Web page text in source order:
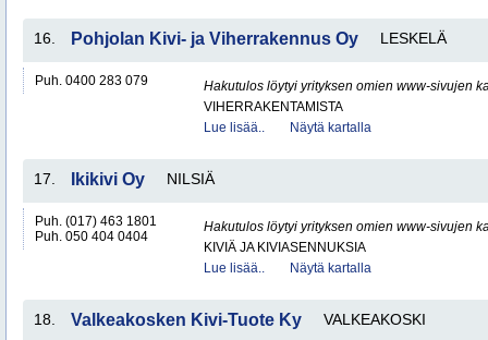
16. Pohjolan Kivi- ja Viherrakennus Oy LESKELÄ
Puh. 0400 283 079
Hakutulos löytyi yrityksen omien www-sivujen
VIHERRAKENTAMISTA
Lue lisää..
Näytä kartalla
17. Ikikivi Oy NILSIÄ
Puh. (017) 463 1801
Puh. 050 404 0404
Hakutulos löytyi yrityksen omien www-sivujen
KIVIÄ JA KIVIASENNUKSIA
Lue lisää..
Näytä kartalla
18. Valkeakosken Kivi-Tuote Ky VALKEAKOSKI